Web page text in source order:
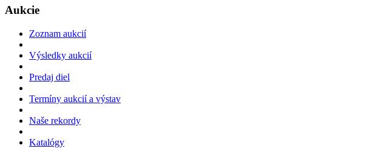
Aukcie
Zoznam aukcií
Výsledky aukcií
Predaj diel
Termíny aukcií a výstav
Naše rekordy
Katalógy